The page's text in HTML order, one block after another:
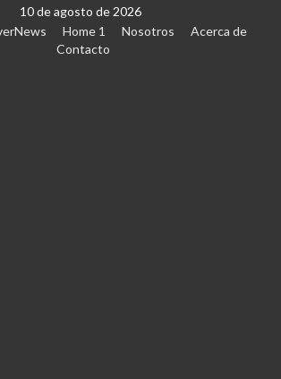
10 de agosto de 2026
Home 1 Nosotros
Acerca de
Contacto